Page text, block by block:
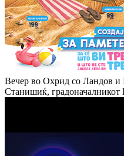
Вечер во Охрид со Ландов
Станишиќ, градоначалникот